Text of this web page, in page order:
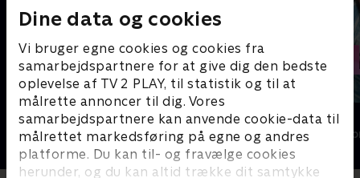
Dine data og cookies
Vi bruger egne cookies og cookies fra
samarbejdspartnere for at give dig den bedste
oplevelse af TV 2 PLAY, til statistik og til at
målrette annoncer til dig. Vores
samarbejdspartnere kan anvende cookie-data til
målrettet markedsføring på egne og andres
platforme. Du kan til- og fravælge cookies
herunder, og du kan altid trække dit samtykke
Beverly Hills 90210
Drama • 10 sæsoner
Killjoy
Drama • 1